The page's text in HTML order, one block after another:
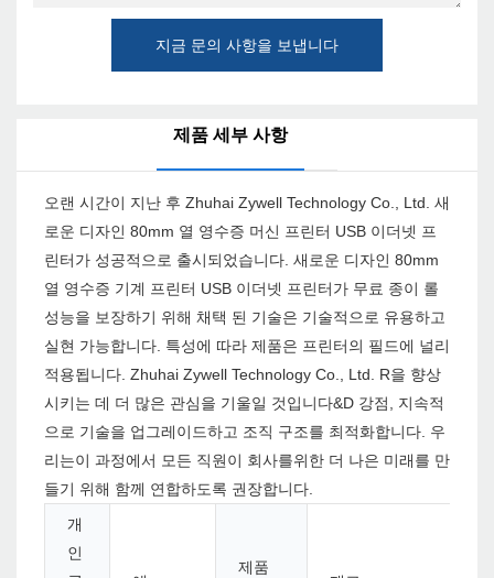
지금 문의 사항을 보냅니다
제품 세부 사항
오랜 시간이 지난 후 Zhuhai Zywell Technology Co., Ltd. 새
로운 디자인 80mm 열 영수증 머신 프린터 USB 이더넷 프
린터가 성공적으로 출시되었습니다. 새로운 디자인 80mm
열 영수증 기계 프린터 USB 이더넷 프린터가 무료 종이 롤
성능을 보장하기 위해 채택 된 기술은 기술적으로 유용하고
실현 가능합니다. 특성에 따라 제품은 프린터의 필드에 널리
적용됩니다. Zhuhai Zywell Technology Co., Ltd. R을 향상
시키는 데 더 많은 관심을 기울일 것입니다&D 강점, 지속적
으로 기술을 업그레이드하고 조직 구조를 최적화합니다. 우
리는이 과정에서 모든 직원이 회사를위한 더 나은 미래를 만
들기 위해 함께 연합하도록 권장합니다.
개
인
제품